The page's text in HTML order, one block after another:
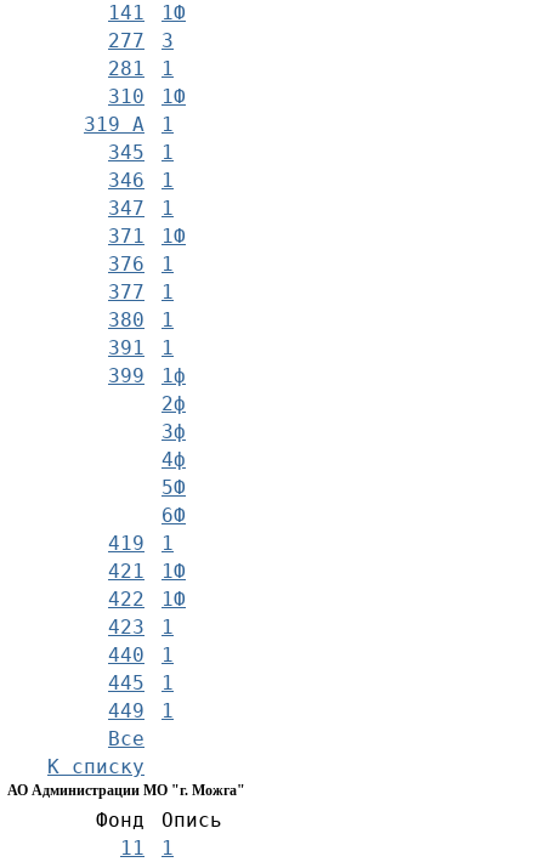
141
1Ф
277
3
281
1
310
1Ф
319 А
1
345
1
346
1
347
1
371
1Ф
376
1
377
1
380
1
391
1
399
1ф
2ф
3ф
4ф
5Ф
6Ф
419
1
421
1Ф
422
1Ф
423
1
440
1
445
1
449
1
Все
К списку
АО Администрации МО "г. Можга"
Фонд
Опись
11
1